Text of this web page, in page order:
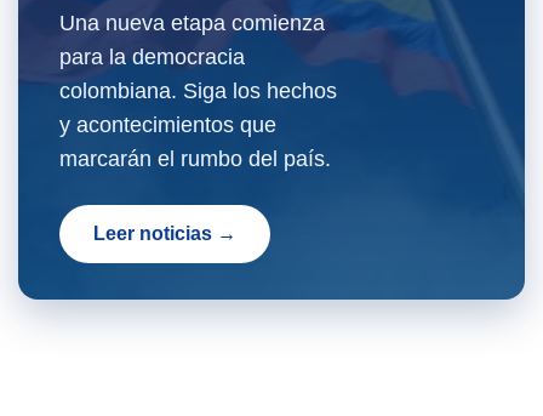
Una nueva etapa comienza
para la democracia
colombiana. Siga los hechos
y acontecimientos que
marcarán el rumbo del país.
Leer noticias →